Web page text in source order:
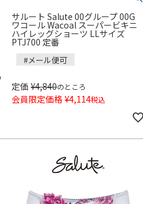
サルート Salute 00グループ 00G
ワコール Wacoal スーパービキニ
ハイレッグショーツ LLサイズ
PTJ700 定番
#メール便可
定価 ¥4,840のところ
会員限定価格 ¥4,114税込